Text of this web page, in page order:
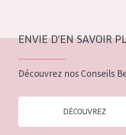
Peau normale à sèche
Peau mature
Peau ménopausée
ENVIE D'EN SAVOIR
Découvrez nos Conseils
DÉCOUVREZ